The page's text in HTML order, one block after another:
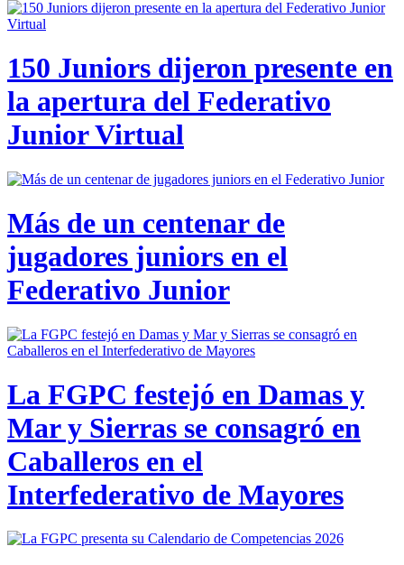
150 Juniors dijeron presente en
la apertura del Federativo
Junior Virtual
Más de un centenar de
jugadores juniors en el
Federativo Junior
La FGPC festejó en Damas y
Mar y Sierras se consagró en
Caballeros en el
Interfederativo de Mayores